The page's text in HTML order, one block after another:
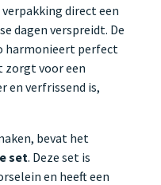
direct een
dagen verspreidt. De
harmonieert perfect
zorgt voor een
en verfrissend is,
bevat het
set. Deze set is
en heeft een